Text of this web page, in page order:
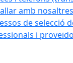
amb
de selecció
i